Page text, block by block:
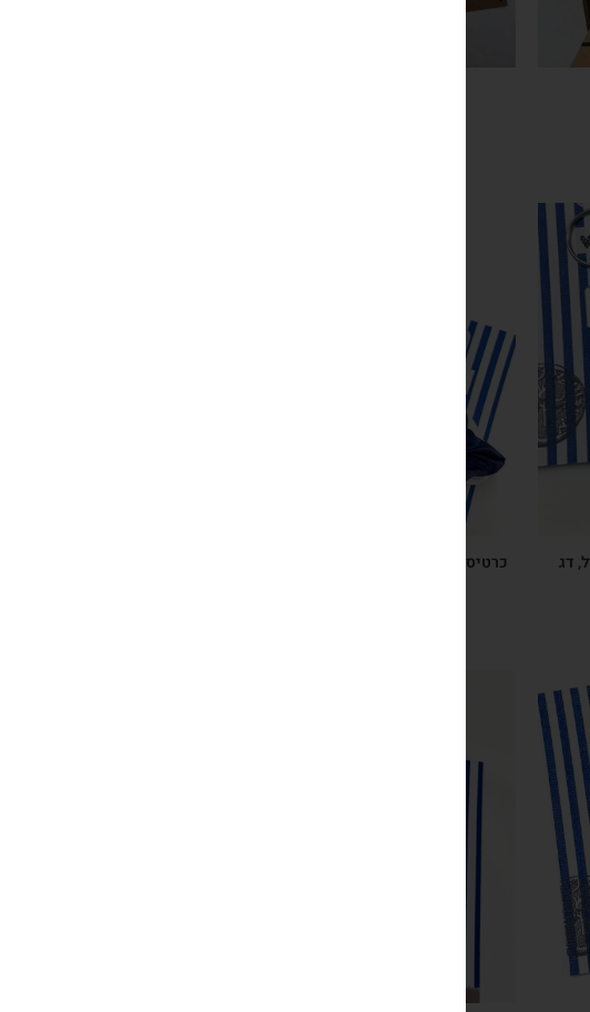
דג
כרטיס ברכה ישראלי כחול לבן עם גומיות שיער חגיגיות בצבעי